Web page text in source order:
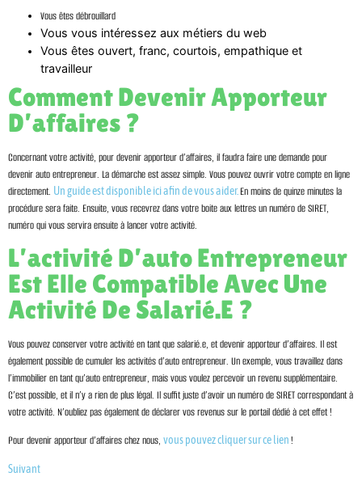
Vous êtes débrouillard
Vous vous intéressez aux métiers du web
Vous êtes ouvert, franc, courtois, empathique et
travailleur
Comment Devenir Apporteur
D’affaires ?
Concernant votre activité, pour devenir apporteur d’affaires, il faudra faire une demande pour
devenir auto entrepreneur. La démarche est assez simple. Vous pouvez ouvrir votre compte en ligne
directement. Un guide est disponible ici afin de vous aider.En moins de quinze minutes la
procédure sera faite. Ensuite, vous recevrez dans votre boite aux lettres un numéro de SIRET,
numéro qui vous servira ensuite à lancer votre activité.
L’activité D’auto Entrepreneur
Est Elle Compatible Avec Une
Activité De Salarié.e ?
Vous pouvez conserver votre activité en tant que salarié.e, et devenir apporteur d’affaires. Il est
également possible de cumuler les activités d’auto entrepreneur. Un exemple, vous travaillez dans
l’immobilier en tant qu’auto entrepreneur, mais vous voulez percevoir un revenu supplémentaire.
C’est possible, et il n’y a rien de plus légal. Il suffit juste d’avoir un numéro de SIRET correspondant à
votre activité. N’oubliez pas également de déclarer vos revenus sur le portail dédié à cet effet !
Pour devenir apporteur d’affaires chez nous, vous pouvez cliquer sur ce lien!
Suivant